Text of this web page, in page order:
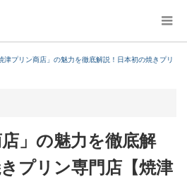
津プリン商店」の魅力を徹底解説！日本初の焼きプリ
店」の魅力を徹底解
プリン専門店【焼津